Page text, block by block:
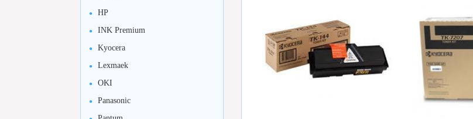
HP
INK Premium
Kyocera
Lexmaek
OKI
Panasonic